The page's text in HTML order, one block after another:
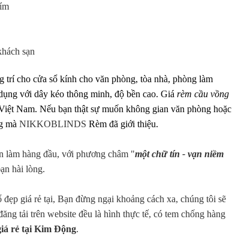
sạn
trí cho cửa sổ kính cho văn phòng, tòa nhà, phòng làm
với dây kéo thông minh, độ bền cao. Giá rèm cầu vồng
Nam. Nếu bạn thật sự muốn không gian văn phòng hoặc
mà NIKKOBLINDS Rèm đã giới thiệu.
làm hàng đầu, với phương châm "một chữ tín - vạn niềm
hài lòng.
giá rẻ tại, Bạn đừng ngại khoảng cách xa, chúng tôi sẽ
tải trên website đều là hình thực tế, có tem chống hàng
rẻ tại Kim Động.